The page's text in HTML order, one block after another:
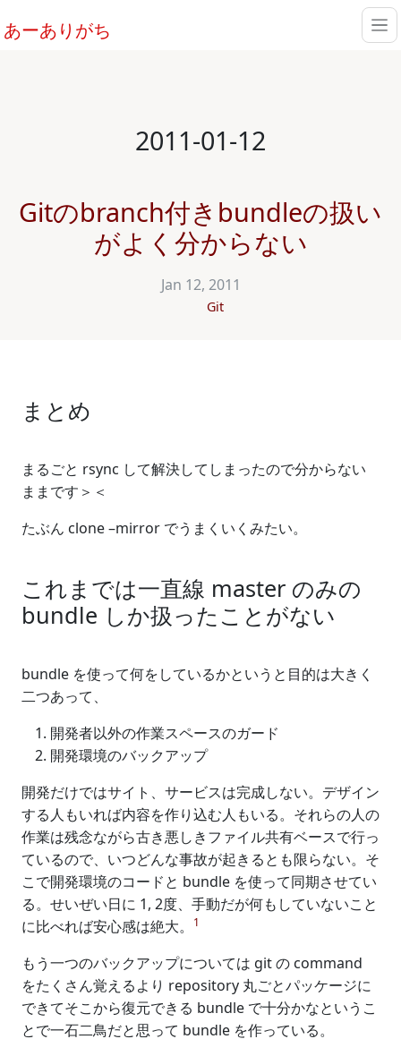
あーありがち
2011-01-12
Gitのbranch付きbundleの扱い
がよく分からない
Jan 12, 2011
Git
まとめ
まるごと rsync して解決してしまったので分からない
ままです＞＜
たぶん clone –mirror でうまくいくみたい。
これまでは一直線 master のみの
bundle しか扱ったことがない
bundle を使って何をしているかというと目的は大きく
二つあって、
開発者以外の作業スペースのガード
開発環境のバックアップ
開発だけではサイト、サービスは完成しない。デザイン
する人もいれば内容を作り込む人もいる。それらの人の
作業は残念ながら古き悪しきファイル共有ベースで行っ
ているので、いつどんな事故が起きるとも限らない。そ
こで開発環境のコードと bundle を使って同期させてい
る。せいぜい日に 1, 2度、手動だが何もしていないこと
に比べれば安心感は絶大。
1
もう一つのバックアップについては git の command
をたくさん覚えるより repository 丸ごとパッケージに
できてそこから復元できる bundle で十分かなというこ
とで一石二鳥だと思って bundle を作っている。